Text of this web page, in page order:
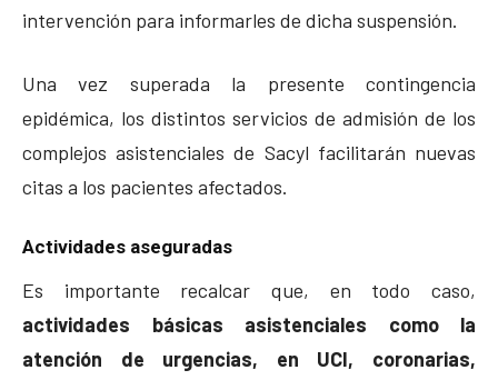
intervención para informarles de dicha suspensión.
Una vez superada la presente contingencia
epidémica, los distintos servicios de admisión de los
complejos asistenciales de Sacyl facilitarán nuevas
citas a los pacientes afectados.
Actividades aseguradas
Es importante recalcar que, en todo caso,
actividades básicas asistenciales como la
atención de urgencias, en UCI, coronarias,